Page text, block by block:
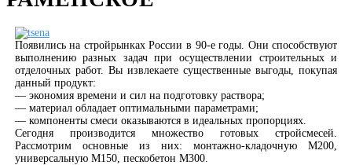
Появились на стройрынках России в 90-е годы. Они способствуют
выполнению разных задач при осуществлении строительных и
отделочных работ. Вы извлекаете существенные выгоды, покупая
данный продукт:
— экономия времени и сил на подготовку раствора;
— материал обладает оптимальными параметрами;
— компоненты смеси оказываются в идеальных пропорциях.
Сегодня производится множество готовых стройсмесей.
Рассмотрим основные из них: монтажно-кладочную М200,
универсальную М150, пескобетон М300.